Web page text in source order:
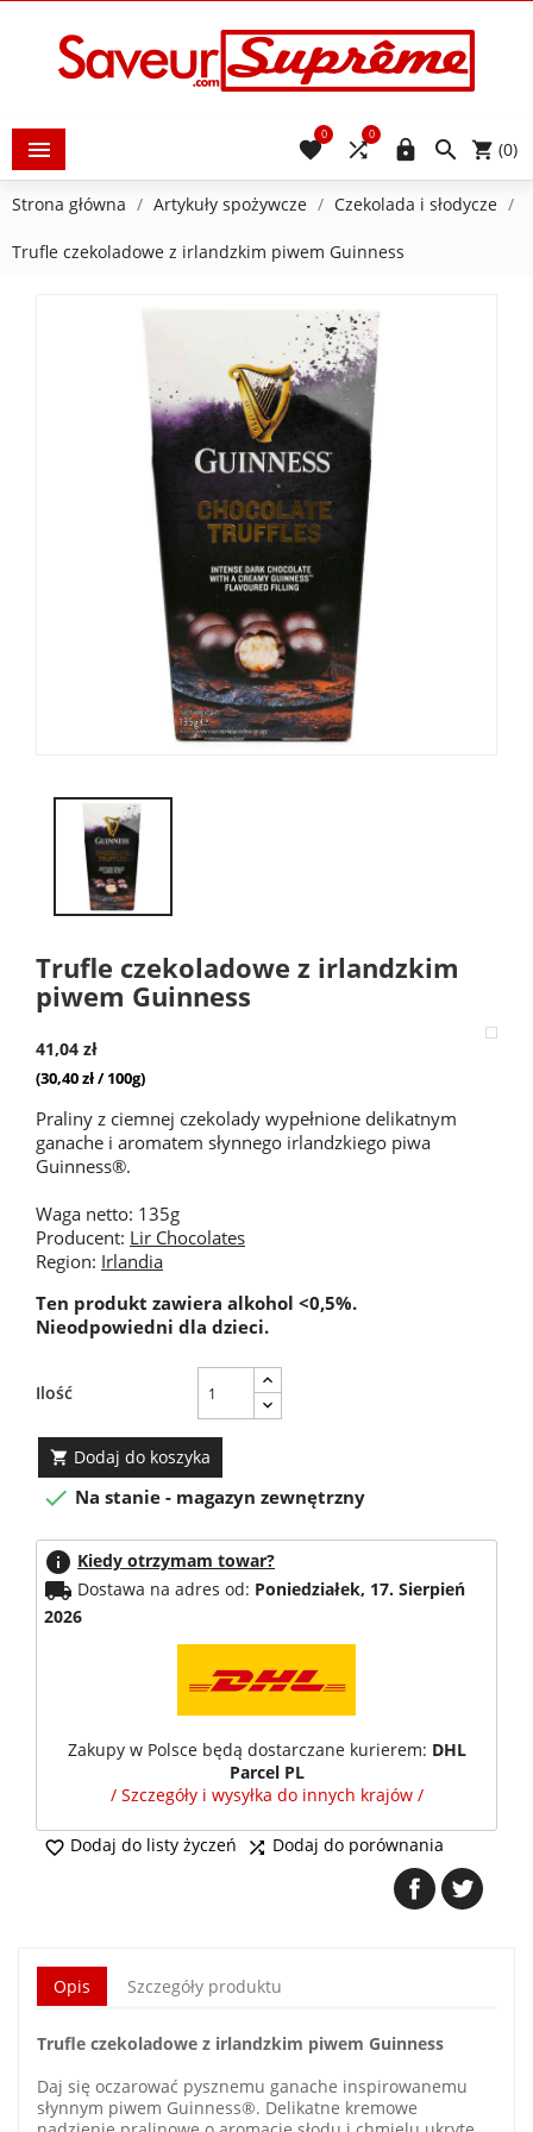
  (0)


0

0
Strona główna Artykuły spożywcze Czekolada i słodycze
Trufle czekoladowe z irlandzkim piwem Guinness
Trufle czekoladowe z irlandzkim
piwem Guinness
41,04 zł
(30,40 zł / 100g)
Praliny z ciemnej czekolady wypełnione delikatnym
ganache i aromatem słynnego irlandzkiego piwa
Guinness®.
Waga netto: 135g
Producent: Lir Chocolates
Region: Irlandia
Ten produkt zawiera alkohol <0,5%.
Nieodpowiedni dla dzieci.
Ilość
 Dodaj do koszyka
 Na stanie - magazyn zewnętrzny
info Kiedy otrzymam towar?
local_shipping Dostawa na adres od: Poniedziałek, 17. Sierpień
2026
Zakupy w Polsce będą dostarczane kurierem: DHL
Parcel PL
/ Szczegóły i wysyłka do innych krajów /
 Dodaj do listy życzeń  Dodaj do porównania
Opis Szczegóły produktu
Trufle czekoladowe z irlandzkim piwem Guinness
Daj się oczarować pysznemu ganache inspirowanemu
słynnym piwem Guinness®. Delikatne kremowe